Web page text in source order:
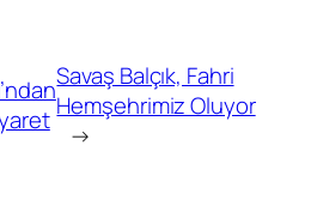
Savaş Balçık, Fahri
Hemşehrimiz Oluyor
→